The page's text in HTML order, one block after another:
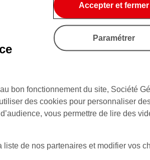
bon fonctionnement du site, Société
des cookies pour personnaliser
vous permettre de lire des
de nos partenaires et modifier vos
Accepter et fermer
Paramétrer